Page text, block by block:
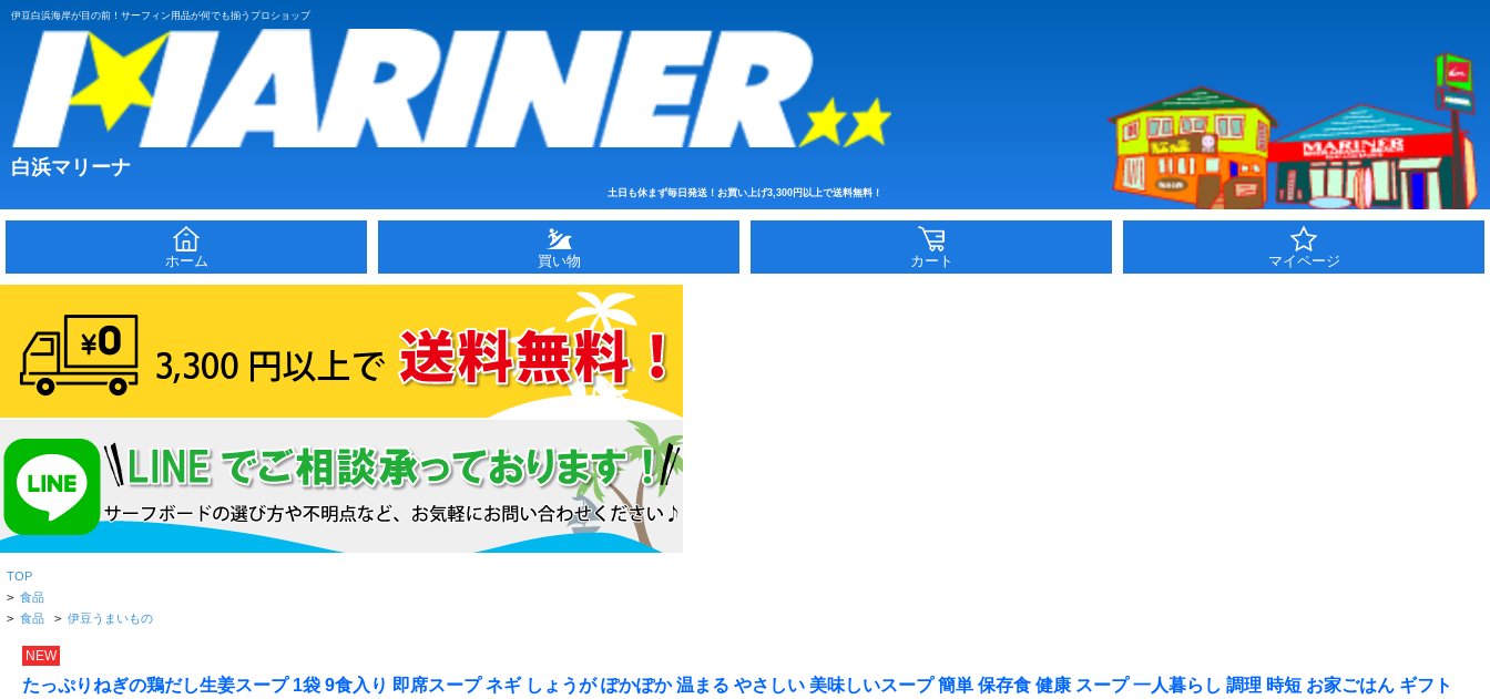
伊豆白浜海岸が目の前！サーフィン用品が何でも揃うプロショップ
白浜マリーナ
土日も休まず毎日発送！お買い上げ3,300円以上で送料無料！
ホーム 買い物 カート マイページ
TOP
> 食品
> 食品 > 伊豆うまいもの
NEW
たっぷりねぎの鶏だし生姜スープ 1袋 9食入り 即席スープ ネギ しょうが ぽかぽか 温まる やさしい 美味しいスープ 簡単 保存食 健康 スープ 一人暮らし 調理 時短 お家ごはん ギフト